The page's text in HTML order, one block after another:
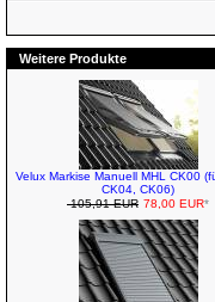
Weitere Produkte
Velux Markise Manuell MHL CK00
CK04, CK06)
105,91 EUR 78,00 EUR*